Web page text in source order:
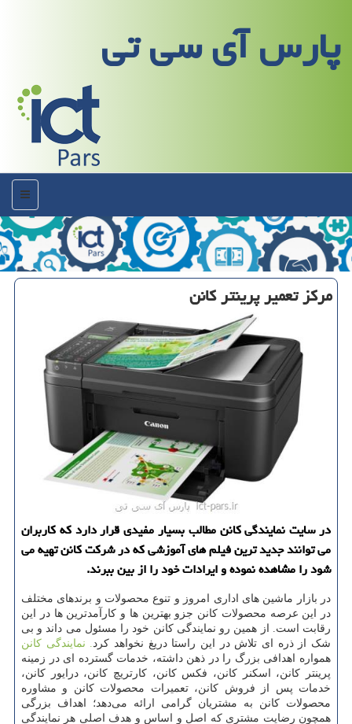
پارس آی سی تی
منو
مركز تعمیر پرینتر كانن
در سایت نمایندگی كانن مطالب بسیار مفیدی قرار دارد كه كاربران
می توانند جدید ترین فیلم های آموزشی كه در شركت كانن تهیه می
شود را مشاهده نموده و ایرادات خود را از بین ببرند.
در بازار ماشین های اداری امروز و تنوع محصولات و برندهای مختلف
در این عرصه محصولات کانن جزو بهترین ها و کارآمدترین ها در این
رقابت است. از همین رو نمایندگی کانن خود را مسئول می داند و بی
شک از ذره ای تلاش در این راستا دریغ نخواهد کرد
. نمایندگی کانن
همواره اهدافی بزرگ را در ذهن داشته، خدمات گسترده ای در زمینه
پرینتر کانن، اسکنر کانن، فکس کانن، کارتریچ کانن، درایور کانن،
خدمات پس از فروش کانن، تعمیرات محصولات کانن و مشاوره
محصولات کانن به مشتریان گرامی ارائه می‌دهد؛ اهداف بزرگی
همچون رضایت مشتری که اصل و اساس و هدف اصلی هر نمایندگی